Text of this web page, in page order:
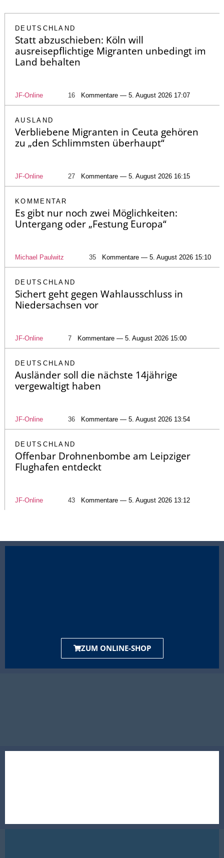
DEUTSCHLAND
Statt abzuschieben: Köln will
ausreisepflichtige Migranten unbedingt im
Land behalten
JF-Online 16 Kommentare — 5. August 2026 17:07
AUSLAND
Verbliebene Migranten in Ceuta gehören
zu „den Schlimmsten überhaupt“
JF-Online 27 Kommentare — 5. August 2026 16:15
KOMMENTAR
Es gibt nur noch zwei Möglichkeiten:
Untergang oder „Festung Europa“
Michael Paulwitz 35 Kommentare — 5. August 2026 15:10
DEUTSCHLAND
Sichert geht gegen Wahlausschluss in
Niedersachsen vor
JF-Online 7 Kommentare — 5. August 2026 15:00
DEUTSCHLAND
Ausländer soll die nächste 14jährige
vergewaltigt haben
JF-Online 36 Kommentare — 5. August 2026 13:54
DEUTSCHLAND
Offenbar Drohnenbombe am Leipziger
Flughafen entdeckt
JF-Online 43 Kommentare — 5. August 2026 13:12
ZUM ONLINE-SHOP